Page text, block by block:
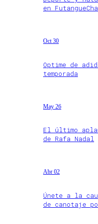
en
Oct 30
Optime de
temporada
May 26
El último
de Rafa Nadal
Abr 02
Únete a la
de canotaje